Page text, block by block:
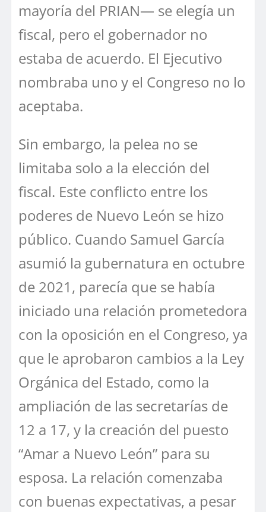
mayoría del PRIAN— se elegía un
fiscal, pero el gobernador no
estaba de acuerdo. El Ejecutivo
nombraba uno y el Congreso no lo
aceptaba.
Sin embargo, la pelea no se
limitaba solo a la elección del
fiscal. Este conflicto entre los
poderes de Nuevo León se hizo
público. Cuando Samuel García
asumió la gubernatura en octubre
de 2021, parecía que se había
iniciado una relación prometedora
con la oposición en el Congreso, ya
que le aprobaron cambios a la Ley
Orgánica del Estado, como la
ampliación de las secretarías de
12 a 17, y la creación del puesto
“Amar a Nuevo León” para su
esposa. La relación comenzaba
con buenas expectativas, a pesar